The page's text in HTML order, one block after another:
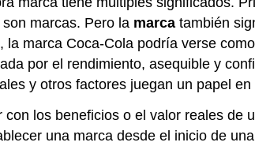
marcas. Pero la marca también
la marca Coca-Cola podría verse
por el rendimiento, asequible y
y otros factores juegan un papel
los beneficios o el valor reales
una marca desde el inicio de